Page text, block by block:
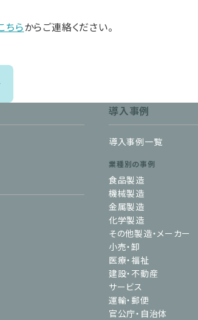
ちらからご連絡ください。
導入事例
導入事例一覧
業種別の事例
食品製造
機械製造
金属製造
化学製造
その他製造・メーカー
小売・卸
医療・福祉
建設・不動産
サービス
運輸・郵便
官公庁・自治体